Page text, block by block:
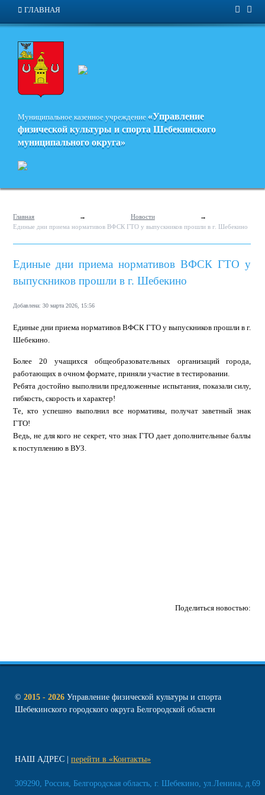
ГЛАВНАЯ
Муниципальное казенное учреждение «Управление
физической культуры и спорта Шебекинского
муниципального округа»
Главная → Новости→
Единые дни приема нормативов ВФСК ГТО у выпускников прошли в г. Шебекино
Единые дни приема нормативов ВФСК ГТО у
выпускников прошли в г. Шебекино
Добавлена: 30 марта 2026, 15:56
Единые дни приема нормативов ВФСК ГТО у выпускников прошли в г.
Шебекино.
Более 20 учащихся общеобразовательных организаций города,
работающих в очном формате, приняли участие в тестировании.
Ребята достойно выполнили предложенные испытания, показали силу,
гибкость, скорость и характер!
Те, кто успешно выполнил все нормативы, получат заветный знак
ГТО!
Ведь, не для кого не секрет, что знак ГТО дает дополнительные баллы
к поступлению в ВУЗ.
Поделиться новостью:
© 2015 - 2026 Управление физической культуры и спорта
Шебекинского городского округа Белгородской области
НАШ АДРЕС перейти в «Контакты»
309290, Россия, Белгородская область, г. Шебекино, ул.Ленина, д.69